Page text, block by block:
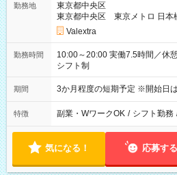
勤務地
東京都中央区
東京都中央区 東京メトロ 日本
Valextra
勤務時間
10:00～20:00 実働7.5時間／休憩1.5時間 営業時間に合わせた
シフト制
期間 3か月程度の短期予定 ※開始日
特徴 副業・WワークOK / シフト勤務
気になる！ 応募する